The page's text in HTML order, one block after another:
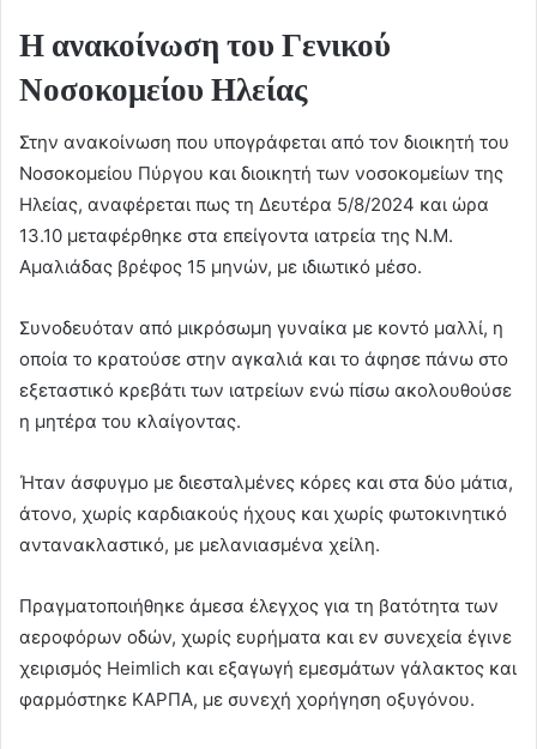
Η ανακοίνωση του Γενικού
Νοσοκομείου Ηλείας
Στην ανακοίνωση που υπογράφεται από τον διοικητή του
Νοσοκομείου Πύργου και διοικητή των νοσοκομείων της
Ηλείας, αναφέρεται πως τη Δευτέρα 5/8/2024 και ώρα
13.10 μεταφέρθηκε στα επείγοντα ιατρεία της Ν.Μ.
Αμαλιάδας βρέφος 15 μηνών, με ιδιωτικό μέσο.
Συνοδευόταν από μικρόσωμη γυναίκα με κοντό μαλλί, η
οποία το κρατούσε στην αγκαλιά και το άφησε πάνω στο
εξεταστικό κρεβάτι των ιατρείων ενώ πίσω ακολουθούσε
η μητέρα του κλαίγοντας.
Ήταν άσφυγμο με διεσταλμένες κόρες και στα δύο μάτια,
άτονο, χωρίς καρδιακούς ήχους και χωρίς φωτοκινητικό
αντανακλαστικό, με μελανιασμένα χείλη.
Πραγματοποιήθηκε άμεσα έλεγχος για τη βατότητα των
αεροφόρων οδών, χωρίς ευρήματα και εν συνεχεία έγινε
χειρισμός Heimlich και εξαγωγή εμεσμάτων γάλακτος και
φαρμόστηκε ΚΑΡΠΑ, με συνεχή χορήγηση οξυγόνου.